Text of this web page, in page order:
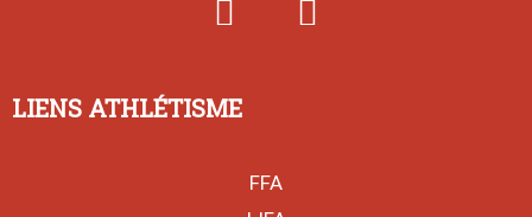
LIENS ATHLÉTISME
FFA